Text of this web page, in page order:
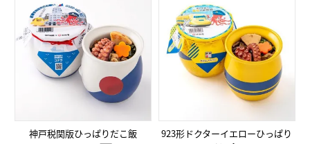
神戸税関版ひっぱりだこ飯
923形ドクターイエローひっぱり